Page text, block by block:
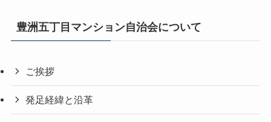
豊洲五丁目マンション自治会について
ご挨拶
発足経緯と沿革